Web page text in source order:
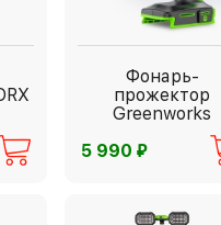
Фонарь-
прожектор
Greenworks
5 990 ⃏